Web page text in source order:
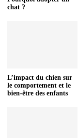
chat ?
L’impact du chien sur
le comportement et le
bien-être des enfants